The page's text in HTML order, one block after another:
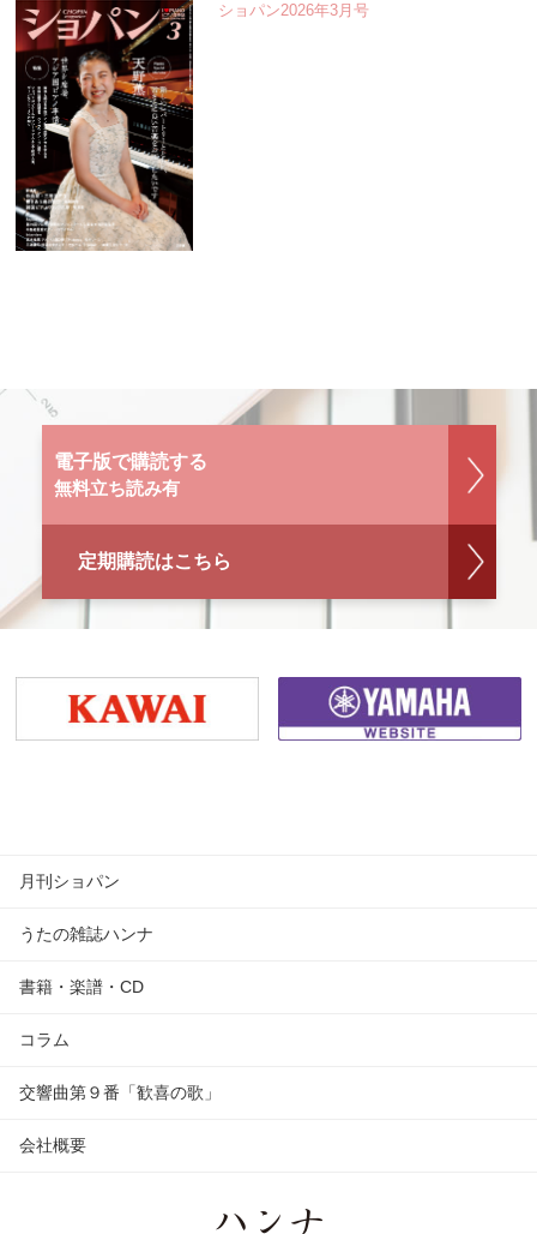
ショパン2026年3月号
電子版で購読する
無料立ち読み有
定期購読はこちら
月刊ショパン
うたの雑誌ハンナ
書籍・楽譜・CD
コラム
交響曲第９番「歓喜の歌」
会社概要